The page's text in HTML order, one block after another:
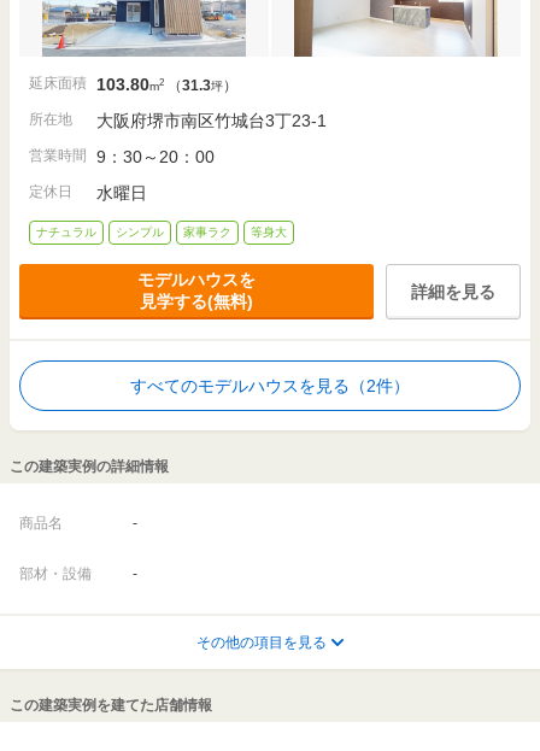
延床面積 103.80m2 （31.3坪）
所在地
大阪府堺市南区竹城台3丁23-1
営業時間 9：30～20：00
定休日 水曜日
ナチュラル シンプル 家事ラク 等身大
モデルハウスを
見学する(無料)
詳細を見る
すべてのモデルハウスを見る（2件）
この建築実例の詳細情報
商品名 -
部材・設備 -
その他の項目を見る
この建築実例を建てた店舗情報